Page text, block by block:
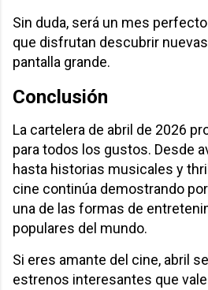
Sin duda, será un mes
que disfrutan descubrir
pantalla grande.
Conclusión
La cartelera de abril de 2026
para todos los gustos. Desde
hasta historias musicales y
cine continúa demostrando
una de las formas de
populares del mundo.
Si eres amante del cine, abril
estrenos interesantes que